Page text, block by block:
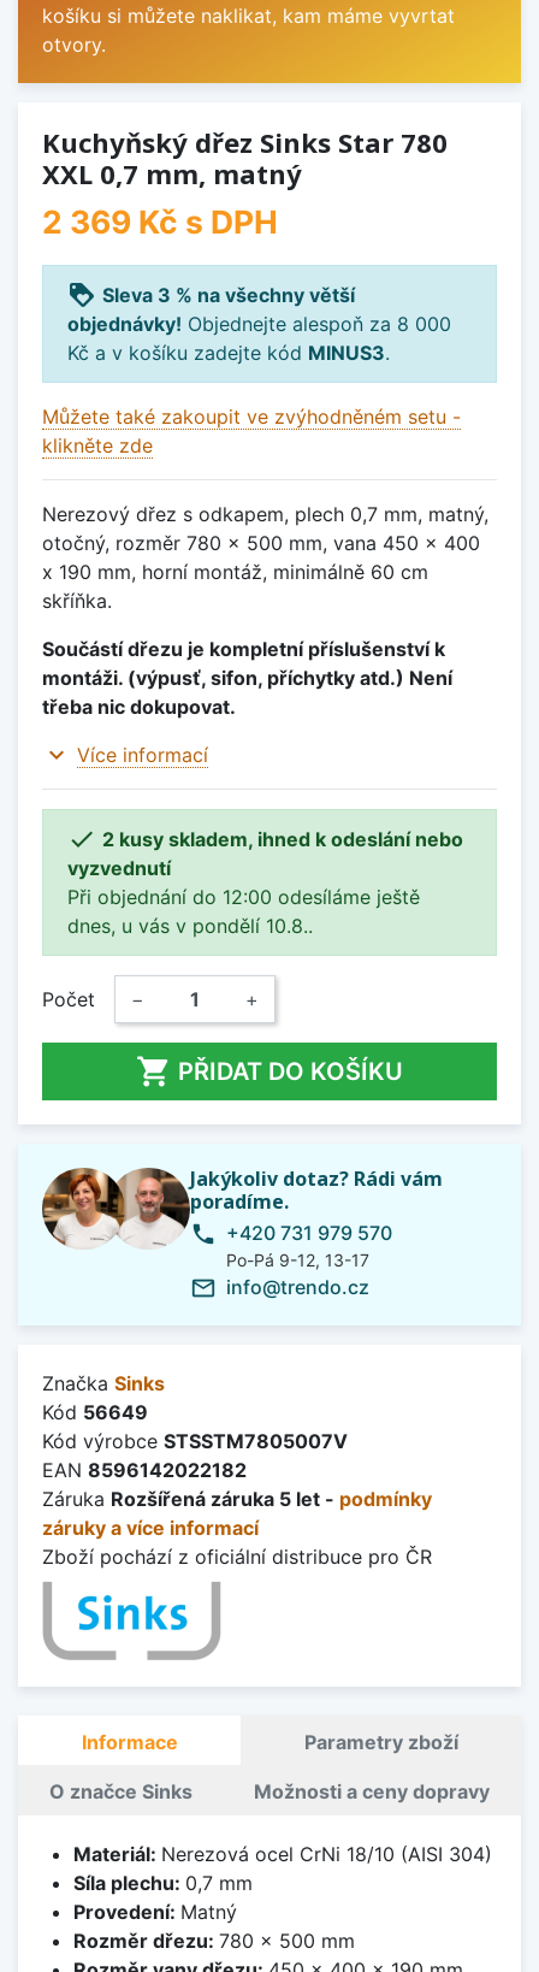
košíku si můžete naklikat, kam máme vyvrtat
otvory.
Kuchyňský dřez Sinks Star 780
XXL 0,7 mm, matný
2 369 Kč s DPH
loyalty Sleva 3 % na všechny větší
objednávky! Objednejte alespoň za 8 000
Kč a v košíku zadejte kód MINUS3.
Můžete také zakoupit ve zvýhodněném setu -
klikněte zde
Nerezový dřez s odkapem, plech 0,7 mm, matný,
otočný, rozměr 780 x 500 mm, vana 450 x 400
x 190 mm, horní montáž, minimálně 60 cm
skříňka.
Součástí dřezu je kompletní příslušenství k
montáži. (výpusť, sifon, příchytky atd.) Není
třeba nic dokupovat.
expand_more Více informací
 2 kusy skladem, ihned k odeslání nebo
vyzvednutí
Při objednání do 12:00 odesíláme ještě
dnes, u vás v pondělí 10.8..
Počet − +
 PŘIDAT DO KOŠÍKU
Jakýkoliv dotaz? Rádi vám
poradíme.
phone +420 731 979 570
Po-Pá 9-12, 13-17
mail_outline info@trendo.cz
Značka Sinks
Kód 56649
Kód výrobce STSSTM7805007V
EAN 8596142022182
Záruka Rozšířená záruka 5 let - podmínky
záruky a více informací
Zboží pochází z oficiální distribuce pro ČR
Informace Parametry zboží
O značce Sinks Možnosti a ceny dopravy
Materiál: Nerezová ocel CrNi 18/10 (AISI 304)
Síla plechu: 0,7 mm
Provedení: Matný
Rozměr dřezu: 780 x 500 mm